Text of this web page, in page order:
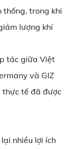
thống, trong khi
lượng khí
tác giữa Việt
và GIZ
thực tế đã được
nhiều lợi ích